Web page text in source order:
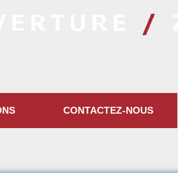
CONTACTEZ-NOUS